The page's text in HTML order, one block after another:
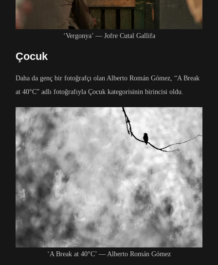
‘Vergonya’ — Jofre Cutal Gallifa
Çocuk
Daha da genç bir fotoğrafçı olan Alberto Román Gómez, “A Break
at 40°C” adlı fotoğrafıyla Çocuk kategorisinin birincisi oldu.
‘A Break at 40°C’ — Alberto Román Gómez